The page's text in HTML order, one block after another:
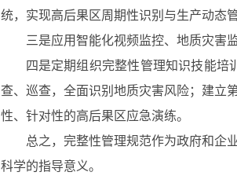
统，实现高后果区周期性识别与生产动态
三是应用智能化视频监控、地质灾害
四是定期组织完整性管理知识技能
查、巡查，全面识别地质灾害风险；建立
性、针对性的高后果区应急演练。
总之，完整性管理规范作为政府和企
科学的指导意义。